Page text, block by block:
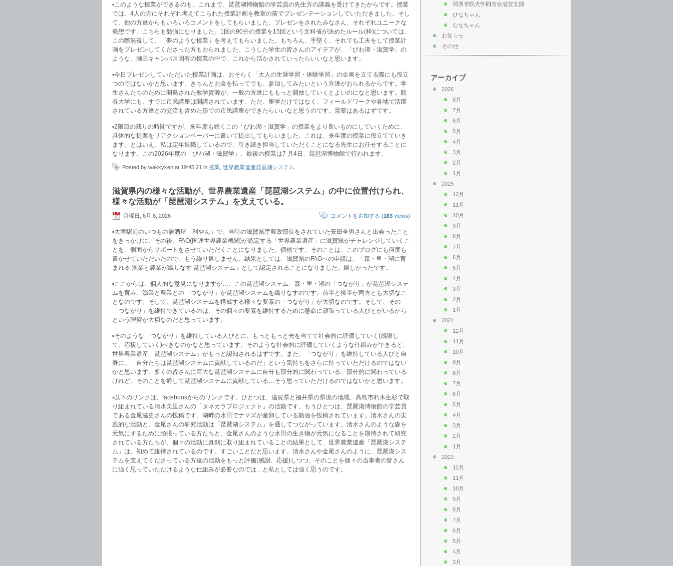
▪️このような授業ができるのも、これまで、琵琶湖博物館の学芸員の先生方の講義を受けてきたからです。授業
では、4人の方にそれぞれ考えてこられた授業計画を教室の前でプレゼンテーションしていただきました。そし
て、他の方達からもいろいろコメントをしてもらいました。プレゼンをされたみなさん、それぞれユニークな
発想です。こちらも勉強になりました。1回の90分の授業を15回という文科省が決めたルール(枠)については、
この際無視して、「夢のような授業」を考えてもらいました。もちろん、手堅く、それでも工夫をして授業計
画をプレゼンしてくださった方もおられました。こうした学生の皆さんのアイデアが、「びわ湖・滋賀学」の
ような、瀬田キャンパス固有の授業の中で、これから活かされていったらいいなと思います。
▪️今日プレゼンしていただいた授業計画は、おそらく「大人の生涯学習・体験学習」の企画を立てる際にも役立
つのではないかと思います。きちんとお金を払ってでも、参加してみたいという方達がおられるからです。学
生さんたちのために開発された教学資源が、一般の方達にももっと開放していくとよいのになと思います。龍
谷大学にも、すでに市民講座は開講されています。ただ、座学だけではなく、フィールドワークや各地で活躍
されている方達との交流も含めた形での市民講座ができたらいいなと思うのです。需要はあるはずです。
▪️2限目の残りの時間ですが、来年度も続くこの「びわ湖・滋賀学」の授業をより良いものにしていくために、
具体的な提案をリアクションペーパーに書いて提出してもらいました。これは、来年度の授業に役立てていき
ます。とはいえ、私は定年退職しているので、引き続き担当していただくことになる先生にお任せすることに
なります。この2026年度の「びわ湖・滋賀学」、最後の授業は7 月4日、琵琶湖博物館で行われます。
Posted by wakkyken at 19:45:21 in 授業 世界農業遺産琵琶湖システム
滋賀県内の様々な活動が、世界農業遺産「琵琶湖システム」の中に位置付けられ、
様々な活動が「琵琶湖システム」を支えている。
月曜日, 6月 8, 2026 コメントを追加する (183 views)
▪️大津駅前のいつもの居酒屋「利やん」で、当時の滋賀県庁農政部長をされていた安田全男さんと出会ったこと
をきっかけに、その後、FAO(国連世界農業機関)が認定する「世界農業遺産」に滋賀県がチャレンジしていくこ
とを、側面からサポートをさせていただくことになりました。偶然です。そのことは、このブログにも何度も
書かせていただいたので、もう繰り返しません。結果としては、滋賀県のFAOへの申請は、「森・里・湖に育
まれる 漁業と農業が織りなす 琵琶湖システム」として認定されることになりました。嬉しかったです。
▪️ここからは、個人的な意見になりますが…。この琵琶湖システム、森・里・湖の「つながり」が琵琶湖システ
ムを育み、漁業と農業との「つながり」が琵琶湖システムを織りなすのです。前半と後半が両方とも大切なこ
となのです。そして、琵琶湖システムを構成する様々な要素の「つながり」が大切なのです。そして、その
「つながり」を維持できているのは、その個々の要素を維持するために懸命に頑張っている人びとがいるから
という理解が大切なのだと思っています。
▪️そのような「つながり」を維持している人びとに、もっともっと光を当てて社会的に評価していく(感謝し
て、応援していく)べきなのかなと思っています。そのような社会的に評価していくような仕組みができると、
世界農業遺産「琵琶湖システム」がもっと認知されるはずです。また、「つながり」を維持している人びと自
身に、「自分たちは琵琶湖システムに貢献しているのだ」という気持ちをさらに持っていただけるのではない
かと思います。多くの皆さんに巨大な琵琶湖システムに自分も部分的に関わっている、部分的に関わっている
けれど、そのことを通して琵琶湖システムに貢献している…そう思っていただけるのではないかと思います。
▪️以下のリンクは、facebookからのリンクです。ひとつは、滋賀県と福井県の県境の地域、高島市朽木生杉で取
り組まれている清水美里さんの「タネカラプロジェクト」の活動です。もうひとつは、琵琶湖博物館の学芸員
である金尾滋史さんの投稿です。湖畔の水田でナマズが産卵している動画を投稿されています。清水さんの実
践的な活動と、金尾さんの研究活動は「琵琶湖システム」を通してつながっています。清水さんのような森を
元気にするために頑張っている方たちと、金尾さんのような水田の生き物が元気になることを期待されて研究
されている方たちが、個々の活動に真剣に取り組まれていることの結果として、世界農業遺産「琵琶湖システ
ム」は、初めて維持されているのです。すごいことだと思います。清水さんや金尾さんのように、琵琶湖シス
テムを支えてくださっている方達の活動をもっと評価(感謝、応援)しつつ、そのことを個々の当事者の皆さん
に強く思っていただけるような仕組みが必要なのでは…と私としては強く思うのです。
関西学院大学同窓会滋賀支部
ひなちゃん
ななちゃん
お知らせ
その他
アーカイブ
2026
8月
7月
6月
5月
4月
3月
2月
1月
2025
12月
11月
10月
9月
8月
7月
6月
5月
4月
3月
2月
1月
2024
12月
11月
10月
9月
8月
7月
6月
5月
4月
3月
2月
1月
2023
12月
11月
10月
9月
8月
7月
6月
5月
4月
3月